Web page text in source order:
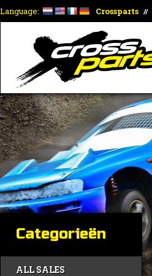
Language: Crossparts //
Categorieën
ALL SALES